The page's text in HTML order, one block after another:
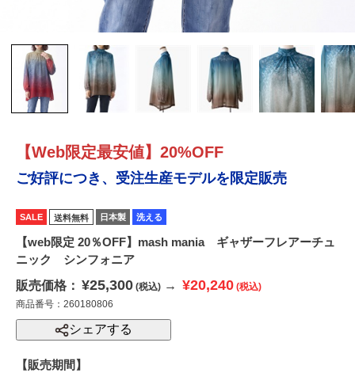
【Web限定最安値】20%OFF
ご好評につき、受注生産モデルを限定販売
SALE 送料無料 日本製 洗える
【web限定 20％OFF】mash mania ギャザーフレアーチュ
ニック シンフォニア
販売価格： ¥25,300 (税込) → ¥20,240 (税込)
商品番号：260180806
シェアする
【販売期間】